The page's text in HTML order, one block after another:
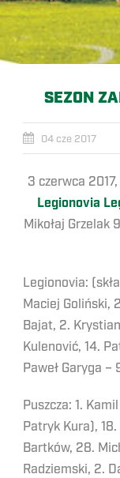
SEZON
04 cze 2017
3 czerwca
Legionovia
Mikołaj Grzelak
Legionovia:
Maciej Goliński,
Bajat, 2.
Kulenović, 14.
Paweł Garyga –
Puszcza: 1.
Patryk Kura),
Bartków, 28.
Radziemski, 2.